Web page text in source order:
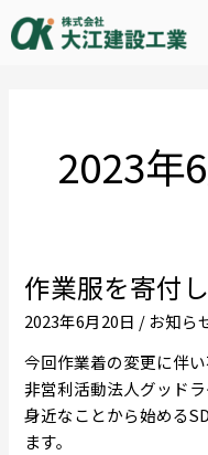
容
2023年
作業服を寄付
2023年6月20日 / お知ら
今回作業着の変更に伴
非営利活動法人グッド
身近なことから始める
ます。
作
服
を
寄
付
し